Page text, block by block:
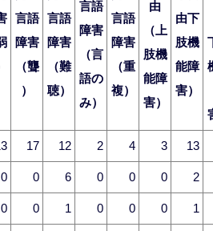
言語
障害
（聾
）
言語
障害
（難
聴）
言語
障害
（言
語の
み）
言語
障害
（重
複）
由
（上
肢機
能障
害）
由下
肢機
能障
害）
17 12 2 4 3 13
0 0 6 0 0 0 2
0 0 1 0 0 0 1